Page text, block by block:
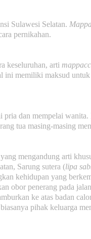
Sulawesi Selatan.
pernikahan.
keseluruhan, arti
ini memiliki maksud
dan mempelai
tua masing-masing
mengandung arti
Sarung sutera (lipa
kehidupan yang
obor penerang pada
ke atas badan
pihak keluarga